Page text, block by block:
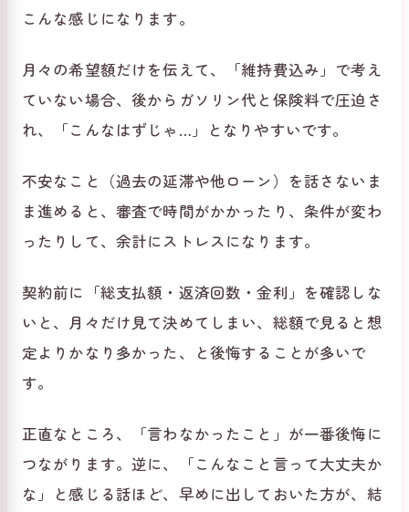
こんな感じになります。
月々の希望額だけを伝えて、「維持費込み」で考え
ていない場合、後からガソリン代と保険料で圧迫さ
れ、「こんなはずじゃ…」となりやすいです。
不安なこと（過去の延滞や他ローン）を話さないま
ま進めると、審査で時間がかかったり、条件が変わ
ったりして、余計にストレスになります。
契約前に「総支払額・返済回数・金利」を確認しな
いと、月々だけ見て決めてしまい、総額で見ると想
定よりかなり多かった、と後悔することが多いで
す。
正直なところ、「言わなかったこと」が一番後悔に
つながります。逆に、「こんなこと言って大丈夫か
な」と感じる話ほど、早めに出しておいた方が、結